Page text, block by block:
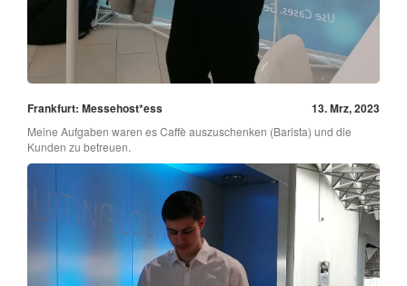
Frankfurt: Messehost*ess 13. Mrz, 2023
Meine Aufgaben waren es Caffè auszuschenken (Barista) und die
Kunden zu betreuen.